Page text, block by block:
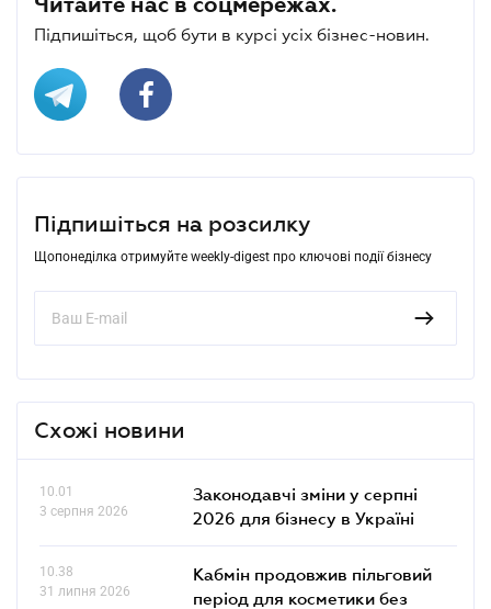
Підпишіться, щоб бути в курсі усіх бізнес-новин.
Підпишіться на розсилку
Щопонеділка отримуйте weekly-digest про ключові події бізнесу
Схожі новини
10.01
3 серпня 2026
Законодавчі зміни у серпні
2026 для бізнесу в Україні
10.38
31 липня 2026
Кабмін продовжив пільговий
період для косметики без